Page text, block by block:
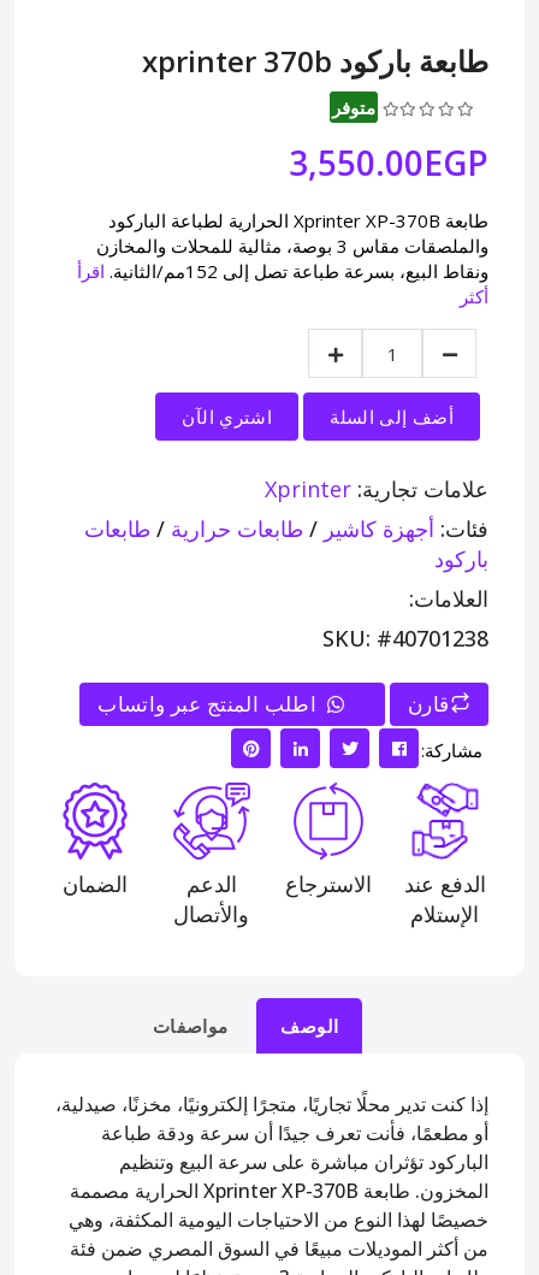
طابعة باركود xprinter 370b
متوفر
3,550.00EGP
طابعة Xprinter XP-370B الحرارية لطباعة الباركود
والملصقات مقاس 3 بوصة، مثالية للمحلات والمخازن
ونقاط البيع، بسرعة طباعة تصل إلى 152مم/الثانية.
اقرأ
أكثر
أضف إلى السلة اشتري الآن
علامات تجارية: Xprinter
فئات: أجهزة كاشير / طابعات حرارية / طابعات
باركود
العلامات:
SKU: #40701238
قارن اطلب المنتج عبر واتساب
مشاركة:
الدفع عند
الإستلام
الاسترجاع
الدعم
والأتصال
الضمان
الوصف مواصفات
إذا كنت تدير محلًا تجاريًا، متجرًا إلكترونيًا، مخزنًا، صيدلية،
أو مطعمًا، فأنت تعرف جيدًا أن سرعة ودقة طباعة
الباركود تؤثران مباشرة على سرعة البيع وتنظيم
المخزون. طابعة Xprinter XP-370B الحرارية مصممة
خصيصًا لهذا النوع من الاحتياجات اليومية المكثفة، وهي
من أكثر الموديلات مبيعًا في السوق المصري ضمن فئة